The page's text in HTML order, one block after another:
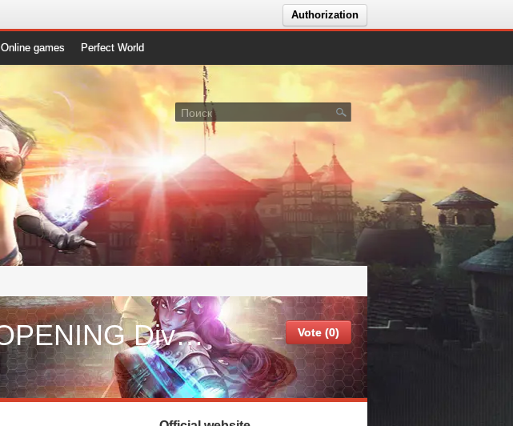
Authorization
Online games Perfect World
Вакансии ⚔️ITK MU OPENING Divine x50 -18.04.26 Vote (0)